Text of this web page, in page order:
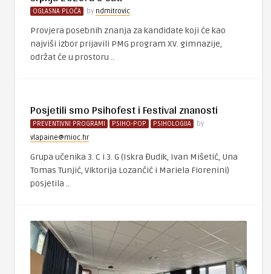
OGLASNA PLOČA by ndmitrovic
Provjera posebnih znanja za kandidate koji će kao
najviši izbor prijavili PMG program XV. gimnazije,
održat će u prostoru ..
Posjetili smo Psihofest i Festival znanosti
PREVENTIVNI PROGRAMI PSIHO-POP PSIHOLOGIJA
by
vlapaine@mioc.hr
Grupa učenika 3. C i 3. G (Iskra Đudik, Ivan Mišetić, Una
Tomas Tunjić, Viktorija Lozančić i Mariela Fiorenini)
posjetila ..